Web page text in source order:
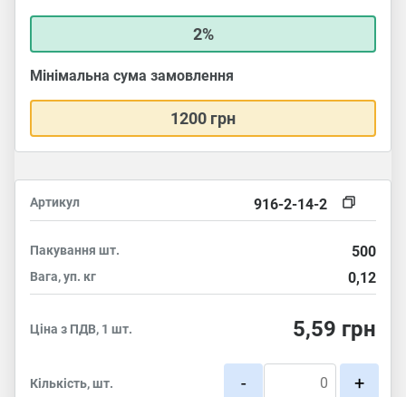
2%
Мінімальна сума замовлення
1200 грн
Артикул 916-2-14-2
Пакування шт. 500
Вага, уп. кг 0,12
Ціна з ПДВ, 1 шт. 5,59 грн
Кількість, шт. - +